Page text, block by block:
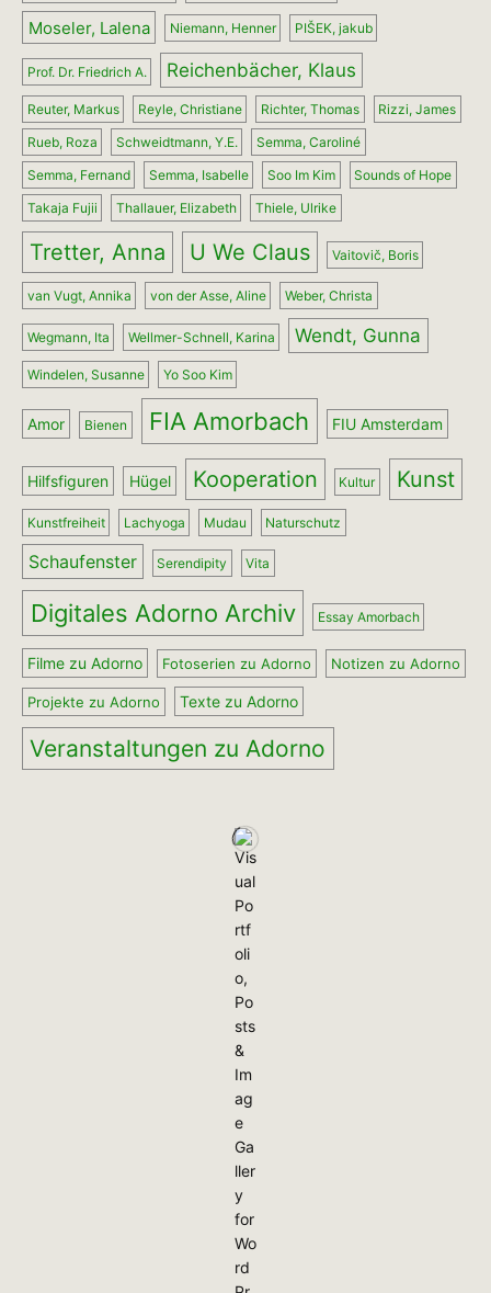
Moseler, Lalena Niemann, Henner PIŠEK, jakub
Prof. Dr. Friedrich A. Reichenbächer, Klaus
Reuter, Markus Reyle, Christiane Richter, Thomas
Rizzi, James
Rueb, Roza
Schweidtmann, Y.E.
Semma, Caroliné
Semma, Fernand
Semma, Isabelle Soo Im Kim
Sounds of Hope
Takaja Fujii
Thallauer, Elizabeth Thiele, Ulrike
Tretter, Anna U We Claus Vaitovič, Boris
van Vugt, Annika von der Asse, Aline Weber, Christa
Wegmann, Ita Wellmer-Schnell, Karina Wendt, Gunna
Windelen, Susanne Yo Soo Kim
Amor Bienen FIA Amorbach FIU Amsterdam
Hilfsfiguren Hügel Kooperation Kultur Kunst
Kunstfreiheit Lachyoga Mudau Naturschutz
Schaufenster Serendipity Vita
Digitales Adorno Archiv Essay Amorbach
Filme zu Adorno Fotoserien zu Adorno Notizen zu Adorno
Projekte zu Adorno Texte zu Adorno
Veranstaltungen zu Adorno